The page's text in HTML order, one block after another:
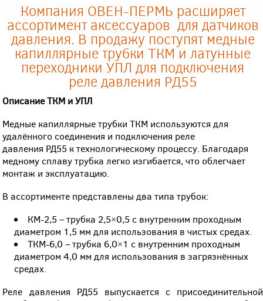
Компания ОВЕН-ПЕРМЬ расширяет
ассортимент аксессуаров для датчиков
давления. В продажу поступят медные
капиллярные трубки ТКМ и латунные
переходники УПЛ для подключения
реле давления РД55
Описание ТКМ и УПЛ
Медные капиллярные трубки ТКМ используются для
удалённого соединения и подключения реле
давления РД55 к технологическому процессу. Благодаря
медному сплаву трубка легко изгибается, что облегчает
монтаж и эксплуатацию.
В ассортименте представлены два типа трубок:
КМ-2,5 – трубка 2,5×0,5 с внутренним проходным
диаметром 1,5 мм для использования в чистых средах.
ТКМ-6,0 – трубка 6,0×1 с внутренним проходным
диаметром 4,0 мм для использования в загрязнённых
средах.
Реле давления РД55 выпускается с присоединительной